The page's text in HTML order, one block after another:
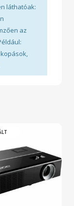
láthatóak:
az